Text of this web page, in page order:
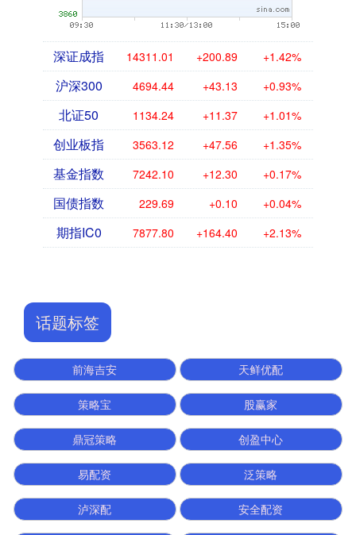
深证成指 14311.01 +200.89 +1.42%
沪深300 4694.44 +43.13 +0.93%
北证50 1134.24 +11.37 +1.01%
创业板指 3563.12 +47.56 +1.35%
基金指数 7242.10 +12.30 +0.17%
国债指数 229.69 +0.10 +0.04%
期指IC0 7877.80 +164.40 +2.13%
话题标签
前海吉安 天鲜优配
策略宝 股赢家
鼎冠策略 创盈中心
易配资 泛策略
泸深配 安全配资